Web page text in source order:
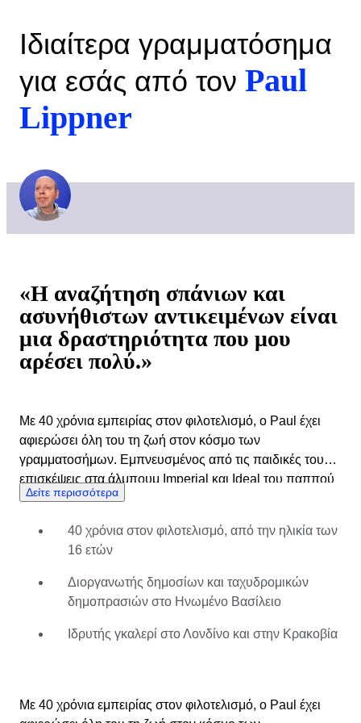
Ιδιαίτερα γραμματόσημα
για εσάς από τον Paul
Lippner
«Η αναζήτηση σπάνιων και
ασυνήθιστων αντικειμένων είναι
μια δραστηριότητα που μου
αρέσει πολύ.»
Με 40 χρόνια εμπειρίας στον φιλοτελισμό, ο Paul έχει
αφιερώσει όλη του τη ζωή στον κόσμο των
γραμματοσήμων. Εμπνευσμένος από τις παιδικές του
επισκέψεις στα άλμπουμ Imperial και Ideal του παππού
του – καθώς και από έναν μεγάλο θείο του που
μετά τον Β' Παγκόσμιο Πόλεμο – η αγάπη του για τα
γραμματόσημα ξεκίνησε από πολύ νωρίς. Στα 16 του,
παρακολουθούσε εκθέσεις γραμματοσήμων και στα 20,
διοργάνωνε δημοπρασίες σε ξενοδοχεία του κεντρικού
και στην Κρακοβία και έχει χτίσει μια αξιοσέβαστη
γραμματόσημα, ιστορία της ταχυδρομίας και ασυνήθιστο
Δείτε περισσότερα
40 χρόνια στον φιλοτελισμό, από την ηλικία των
16 ετών
Διοργανωτής δημοσίων και ταχυδρομικών
δημοπρασιών στο Ηνωμένο Βασίλειο
Ιδρυτής γκαλερί στο Λονδίνο και στην Κρακοβία
Με 40 χρόνια εμπειρίας στον φιλοτελισμό, ο Paul έχει